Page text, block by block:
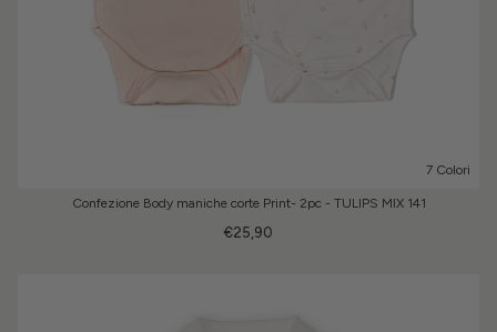
7 Colori
Confezione Body maniche corte Print- 2pc - TULIPS MIX 141
€25,90